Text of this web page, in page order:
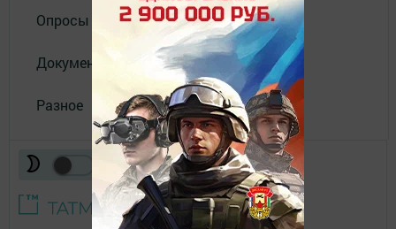
Опросы
Документы филиала
Разное